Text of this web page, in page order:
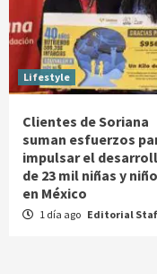
Lifestyle
Clientes de Soriana
suman esfuerzos
impulsar el
de 23 mil niñas y
en México
1 día ago Editorial